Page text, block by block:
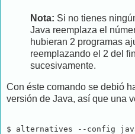
Nota: Si no tienes
Java reemplaza el
hubieran 2 programas
reemplazando el 2 del
sucesivamente.
Con éste comando se debió
versión de Java, así que una
$ alternatives --config